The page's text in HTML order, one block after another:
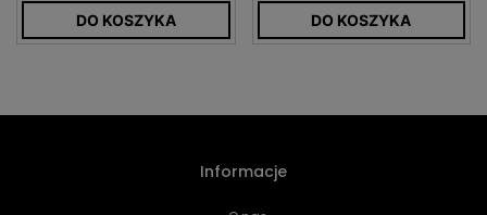
DO KOSZYKA DO KOSZYKA
Informacje